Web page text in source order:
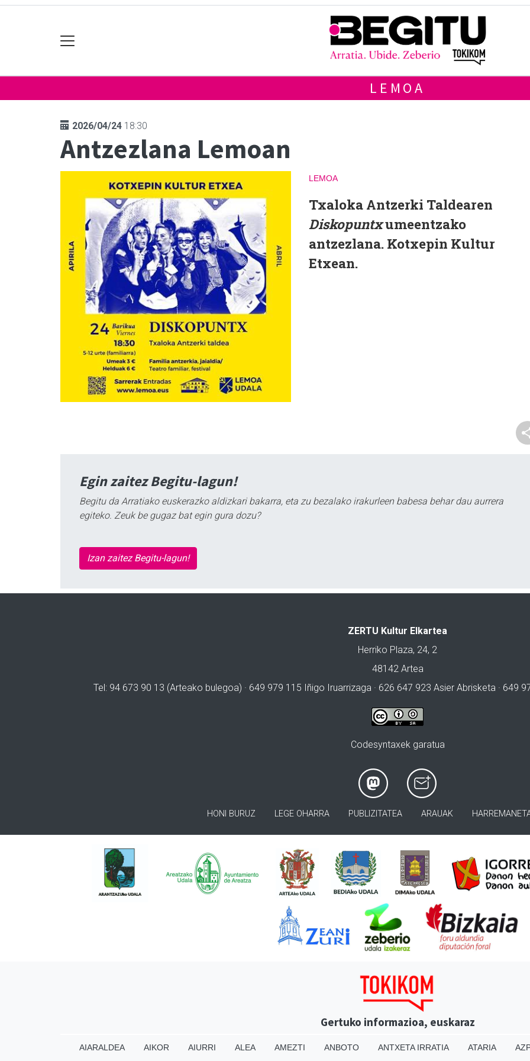
LEMOA
2026/04/24 18:30
Antzezlana Lemoan
LEMOA
Txaloka Antzerki Taldearen
Diskopuntxumeentzako
antzezlana. Kotxepin Kultur
Etxean.
Egin zaitez Begitu-lagun!
Begitu da Arratiako euskerazko aldizkari bakarra, eta zu bezalako irakurleen babesa behar dau aurrera
egiteko. Zeuk be gugaz bat egin gura dozu?
Izan zaitez Begitu-lagun!
ZERTU Kultur Elkartea
Herriko Plaza, 24, 2
48142 Artea
Tel: 94 673 90 13 (Arteako bulegoa) · 649 979 115 Iñigo Iruarrizaga · 626 647 923 Asier Abrisketa · 649
Codesyntaxek garatua
HONI BURUZ LEGE OHARRA PUBLIZITATEA ARAUAK
Gertuko informazioa, euskaraz
AIARALDEA AIKOR AIURRI ALEA AMEZTI ANBOTO ANTXETA IRRATIA ATARIA